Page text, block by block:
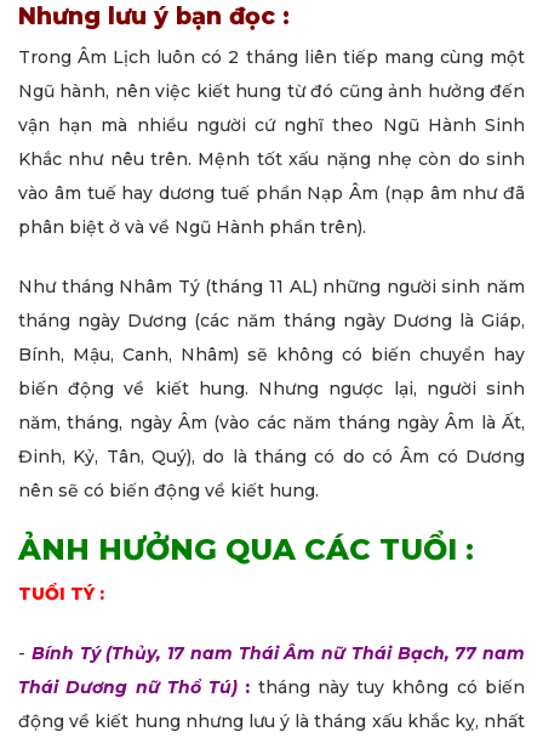
Nhưng lưu ý bạn đọc :
Trong Âm Lịch luôn có 2 tháng liên tiếp mang cùng một
Ngũ hành, nên việc kiết hung từ đó cũng ảnh hưởng đến
vận hạn mà nhiều người cứ nghĩ theo Ngũ Hành Sinh
Khắc như nêu trên. Mệnh tốt xấu nặng nhẹ còn do sinh
vào âm tuế hay dương tuế phần Nạp Âm (nạp âm như đã
phân biệt ở và về Ngũ Hành phần trên).
Như tháng Nhâm Tý (tháng 11 AL) những người sinh năm
tháng ngày Dương (các năm tháng ngày Dương là Giáp,
Bính, Mậu, Canh, Nhâm) sẽ không có biến chuyển hay
biến động về kiết hung. Nhưng ngược lại, người sinh
năm, tháng, ngày Âm (vào các năm tháng ngày Âm là Ất,
Đinh, Kỷ, Tân, Quý), do là tháng có do có Âm có Dương
nên sẽ có biến động về kiết hung.
ẢNH HƯỞNG QUA CÁC TUỔI :
TUỔI TÝ :
- Bính Tý (Thủy, 17 nam Thái Âm nữ Thái Bạch, 77 nam
Thái Dương nữ Thổ Tú) : tháng này tuy không có biến
động về kiết hung nhưng lưu ý là tháng xấu khắc kỵ, nhất